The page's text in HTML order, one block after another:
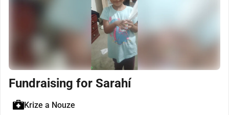
Fundraising for Sarahí
Krize a Nouze